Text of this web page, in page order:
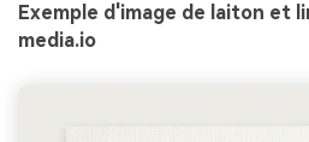
Exemple d'image de laiton et
media.io